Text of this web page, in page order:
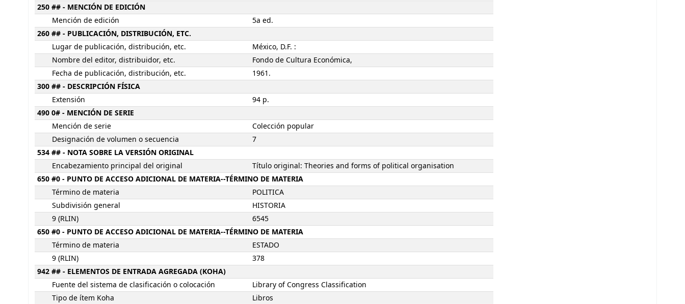
250 ## - MENCIÓN DE EDICIÓN
Mención de edición
5a ed.
260 ## - PUBLICACIÓN, DISTRIBUCIÓN, ETC.
Lugar de publicación, distribución, etc.
México, D.F. :
Nombre del editor, distribuidor, etc.
Fondo de Cultura Económica,
Fecha de publicación, distribución, etc.
1961.
300 ## - DESCRIPCIÓN FÍSICA
Extensión
94 p.
490 0# - MENCIÓN DE SERIE
Mención de serie
Colección popular
Designación de volumen o secuencia
7
534 ## - NOTA SOBRE LA VERSIÓN ORIGINAL
Encabezamiento principal del original
Título original: Theories and forms of political organisation
650 #0 - PUNTO DE ACCESO ADICIONAL DE MATERIA--TÉRMINO DE MATERIA
Término de materia
POLITICA
Subdivisión general
HISTORIA
9 (RLIN)
6545
650 #0 - PUNTO DE ACCESO ADICIONAL DE MATERIA--TÉRMINO DE MATERIA
Término de materia
ESTADO
9 (RLIN)
378
942 ## - ELEMENTOS DE ENTRADA AGREGADA (KOHA)
Fuente del sistema de clasificación o colocación
Library of Congress Classification
Tipo de ítem Koha
Libros